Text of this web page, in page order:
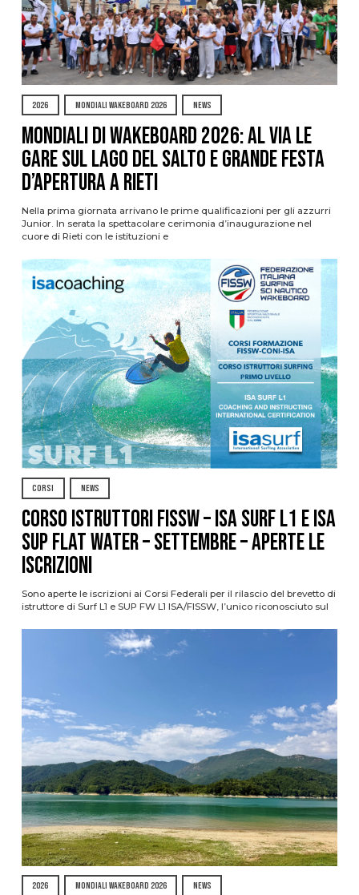
2026 MONDIALI WAKEBOARD 2026 NEWS
Mondiali di Wakeboard 2026: al via le
gare sul Lago del Salto e grande festa
d’apertura a Rieti
Nella prima giornata arrivano le prime qualificazioni per gli azzurri
Junior. In serata la spettacolare cerimonia d’inaugurazione nel
cuore di Rieti con le istituzioni e
CORSI NEWS
CORSO ISTRUTTORI FISSW – ISA SURF L1 e ISA
SUP Flat Water – SETTEMBRE – APERTE LE
ISCRIZIONI
Sono aperte le iscrizioni ai Corsi Federali per il rilascio del brevetto di
istruttore di Surf L1 e SUP FW L1 ISA/FISSW, l’unico riconosciuto sul
2026 MONDIALI WAKEBOARD 2026 NEWS